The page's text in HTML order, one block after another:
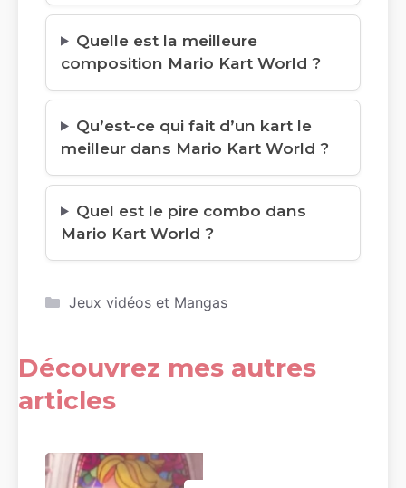
Quelle est la meilleure
composition Mario Kart World ?
Qu’est-ce qui fait d’un kart le
meilleur dans Mario Kart World ?
Quel est le pire combo dans
Mario Kart World ?
Catégories
Jeux vidéos et Mangas
Découvrez mes autres
articles